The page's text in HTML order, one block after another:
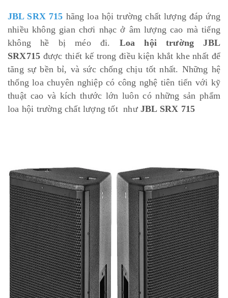
JBL SRX 715 hãng loa hội trường chất lượng đáp ứng
nhiều không gian chơi nhạc ở âm lượng cao mà tiếng
không hề bị méo đi. Loa hội trường JBL
SRX715 được thiết kế trong điều kiện khắt khe nhất để
tăng sự bền bỉ, và sức chống chịu tốt nhất. Những hệ
thống loa chuyên nghiệp có công nghệ tiên tiến với kỹ
thuật cao và kích thước lớn luôn có những sản phẩm
loa hội trường chất lượng tốt như JBL SRX 715